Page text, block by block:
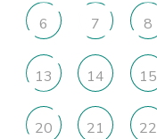
6 7 8
13 14 15
20 21 22